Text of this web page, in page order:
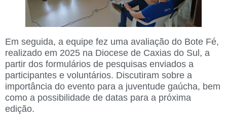
Em seguida, a equipe fez uma avaliação do Bote Fé,
realizado em 2025 na Diocese de Caxias do Sul, a
partir dos formulários de pesquisas enviados a
participantes e voluntários. Discutiram sobre a
importância do evento para a juventude gaúcha, bem
como a possibilidade de datas para a próxima
edição.